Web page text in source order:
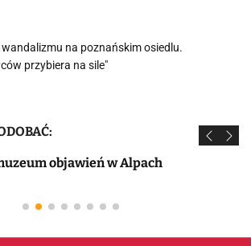
na poznańskim osiedlu.
przybiera na sile"
objawień w Alpach